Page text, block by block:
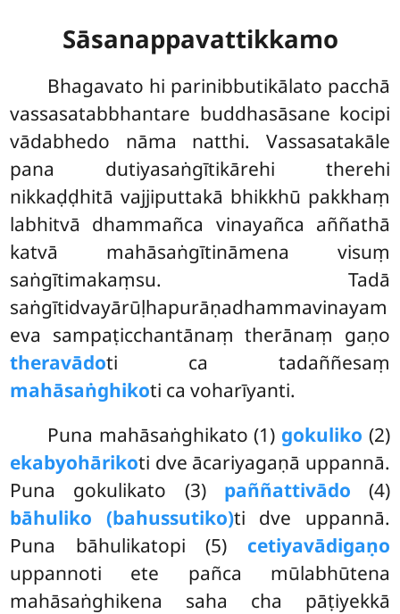
Sāsanappavattikkamo
Bhagavato hi parinibbutikālato pacchā
vassasatabbhantare buddhasāsane kocipi
vādabhedo nāma natthi. Vassasatakāle
pana dutiyasaṅgītikārehi therehi
nikkaḍḍhitā vajjiputtakā bhikkhū pakkhaṃ
labhitvā dhammañca vinayañca aññathā
katvā mahāsaṅgītināmena visuṃ
saṅgītimakaṃsu. Tadā
saṅgītidvayārūḷhapurāṇadhammavinayam
eva sampaṭicchantānaṃ therānaṃ gaṇo
theravādoti ca tadaññesaṃ
mahāsaṅghikoti ca voharīyanti.
Puna mahāsaṅghikato (1) gokuliko (2)
ekabyohārikoti dve ācariyagaṇā uppannā.
Puna gokulikato (3) paññattivādo (4)
bāhuliko (bahussutiko)ti dve uppannā.
Puna bāhulikatopi (5) cetiyavādigaṇo
uppannoti ete pañca mūlabhūtena
mahāsaṅghikena saha cha pāṭiyekkā